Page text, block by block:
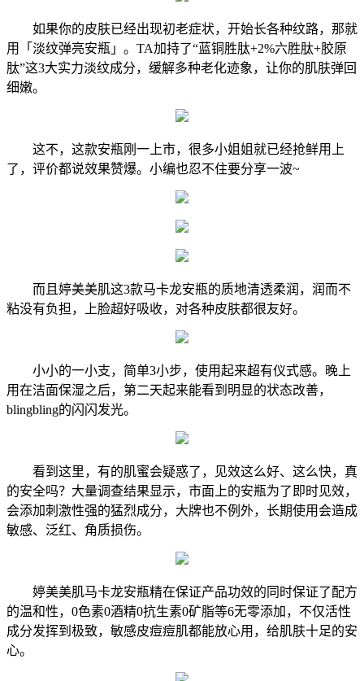
如果你的皮肤已经出现初老症状，开始长各种纹路，那就
用「淡纹弹亮安瓶」。TA加持了“蓝铜胜肽+2%六胜肽+胶原
肽”这3大实力淡纹成分，缓解多种老化迹象，让你的肌肤弹回
细嫩。
这不，这款安瓶刚一上市，很多小姐姐就已经抢鲜用上
了，评价都说效果赞爆。小编也忍不住要分享一波~
而且婷美美肌这3款马卡龙安瓶的质地清透柔润，润而不
粘没有负担，上脸超好吸收，对各种皮肤都很友好。
小小的一小支，简单3小步，使用起来超有仪式感。晚上
用在洁面保湿之后，第二天起来能看到明显的状态改善，
blingbling的闪闪发光。
看到这里，有的肌蜜会疑惑了，见效这么好、这么快，真
的安全吗？大量调查结果显示，市面上的安瓶为了即时见效，
会添加刺激性强的猛烈成分，大牌也不例外，长期使用会造成
敏感、泛红、角质损伤。
婷美美肌马卡龙安瓶精在保证产品功效的同时保证了配方
的温和性，0色素0酒精0抗生素0矿脂等6无零添加，不仅活性
成分发挥到极致，敏感皮痘痘肌都能放心用，给肌肤十足的安
心。